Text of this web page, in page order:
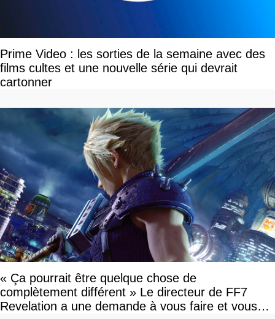
Prime Video : les sorties de la semaine avec des
films cultes et une nouvelle série qui devrait
cartonner
« Ça pourrait être quelque chose de
complètement différent » Le directeur de FF7
Revelation a une demande à vous faire et vous